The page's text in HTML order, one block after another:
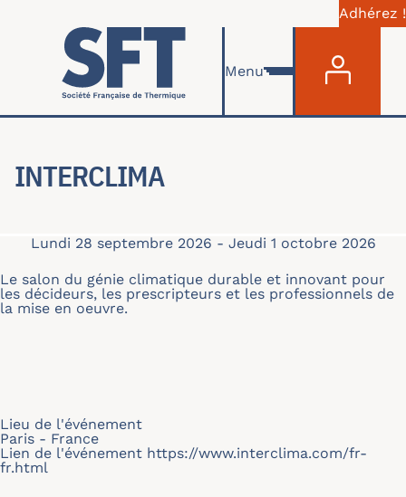
Aller au contenu principal
Adhérez !
Menu
INTERCLIMA
Lundi 28 septembre 2026 - Jeudi 1 octobre 2026
Le salon du génie climatique durable et innovant pour
les décideurs, les prescripteurs et les professionnels de
la mise en oeuvre.
Lieu de l'événement
Paris - France
Lien de l'événement https://www.interclima.com/fr-
fr.html